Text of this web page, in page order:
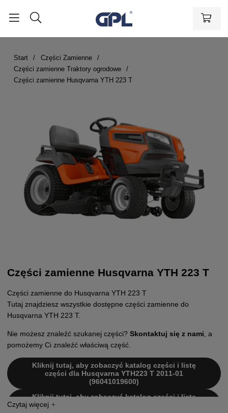
Start
Części Zamienne
Części zamienne Traktory ogrodowe
Części zamienne Husqvarna YTH 223 T
Części zamienne Husqvarna YTH 223 T
Części zamienne do Husqvarna YTH 223 T
Tutaj znajdziesz wszystkie dostępne części zamienne do
Husqvarna YTH 223 T.
Nie możesz znaleźć szukanej części? Skontaktuj się z nami , a
pomożemy Ci znaleźć właściwą część.
Kliknij tutaj, aby zobaczyć katalog części i listę
części dla Husqvarna YTH223 T 2011-01
(96041019600)
Kliknij tutaj, aby zobaczyć katalog części i listę
części dla Husqvarna YTH223 T 2011-01